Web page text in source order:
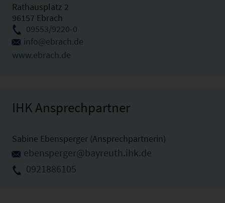
Rathausplatz 2
96157 Ebrach
09553/9220-0
info@ebrach.de
www.ebrach.de
IHK Ansprechpartner
Sabine Ebensperger (Ansprechpartnerin)
ebensperger@bayreuth.ihk.de
0921886105